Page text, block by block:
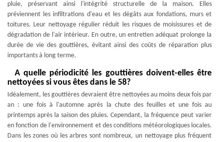
pluie, préservant ainsi l'intégrité structurelle de la maison. Elles
préviennent les infiltrations d'eau et les dégâts aux fondations, murs et
toitures. Leur nettoyage régulier réduit les risques de moisissures et de
dégradation de l'air intérieur. En outre, un entretien adéquat prolonge la
durée de vie des gouttières, évitant ainsi des coûts de réparation plus
importants à long terme.
A quelle périodicité les gouttières doivent-elles être
nettoyées si vous êtes dans le 58?
Idéalement, les gouttières devraient être nettoyées au moins deux fois par
an : une fois à l'automne après la chute des feuilles et une fois au
printemps après la saison des pluies. Cependant, la fréquence peut varier
en fonction de l'environnement et des conditions météorologiques locales.
Dans les zones où les arbres sont nombreux, un nettoyage plus fréquent